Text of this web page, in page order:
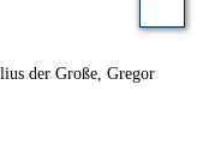
der Große, Gregor